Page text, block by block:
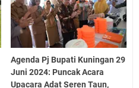
Agenda Pj Bupati Kuningan 29
Juni 2024: Puncak Acara
Upacara Adat Seren Taun,